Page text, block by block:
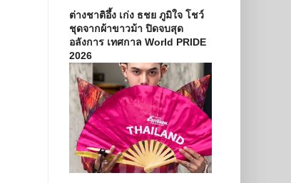
ต่างชาติอึ้ง เก่ง ธชย ภูมิใจ โชว์
ชุดจากผ้าขาวม้า ปิดจบสุด
อลังการ เทศกาล World PRIDE
2026